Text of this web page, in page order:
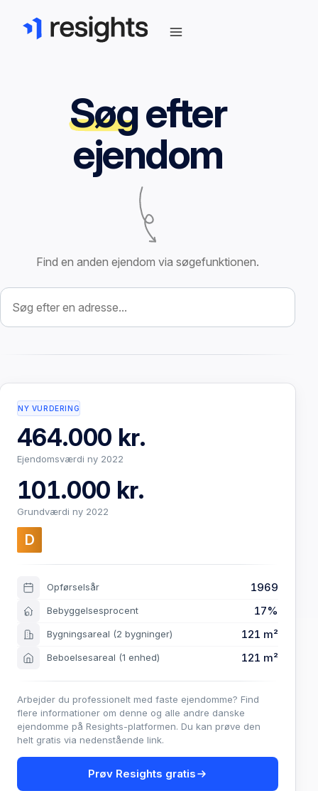
Søgefter
ejendom
Find en anden ejendom via søgefunktionen.
Søg efter ejendom
NY VURDERING
464.000 kr.
Ejendomsværdi ny 2022
101.000 kr.
Grundværdi ny 2022
D
Opførselsår 1969
Bebyggelsesprocent 17%
Bygningsareal (2 bygninger) 121 m²
Beboelsesareal (1 enhed) 121 m²
Arbejder du professionelt med faste ejendomme? Find
flere informationer om denne og alle andre danske
ejendomme på Resights-platformen. Du kan prøve den
helt gratis via nedenstående link.
Prøv Resights gratis